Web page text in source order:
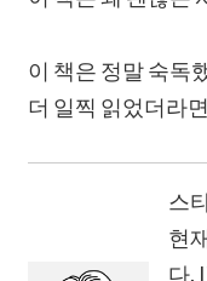
이 책은 정말 숙독
더 일찍 읽었더라
스
현
다.